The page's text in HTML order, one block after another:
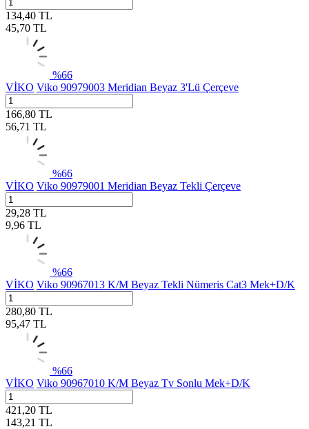
134,40 TL
45,70 TL
%66
VİKO Viko 90979003 Meridian Beyaz 3'Lü Çerçeve
166,80 TL
56,71 TL
%66
VİKO Viko 90979001 Meridian Beyaz Tekli Çerçeve
29,28 TL
9,96 TL
%66
VİKO Viko 90967013 K/M Beyaz Tekli Nümeris Cat3 Mek+D/K
280,80 TL
95,47 TL
%66
VİKO Viko 90967010 K/M Beyaz Tv Sonlu Mek+D/K
421,20 TL
143,21 TL